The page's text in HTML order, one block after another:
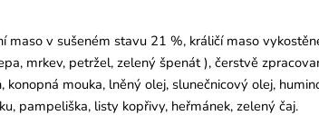
maso v sušeném stavu 21 %, králičí maso
mrkev, petržel, zelený špenát ), čerstvě
konopná mouka, lněný olej, slunečnicový olej,
pampeliška, listy kopřivy, heřmánek, zelený čaj.